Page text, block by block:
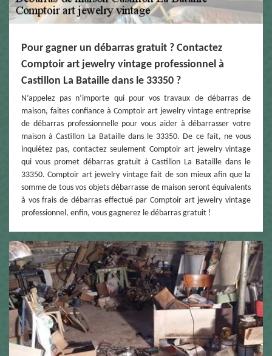
Pour gagner un débarras gratuit ? Contactez
Comptoir art jewelry vintage professionnel à
Castillon La Bataille dans le 33350 ?
N’appelez pas n’importe qui pour vos travaux de débarras de
maison, faites confiance à Comptoir art jewelry vintage entreprise
de débarras professionnelle pour vous aider à débarrasser votre
maison à Castillon La Bataille dans le 33350. De ce fait, ne vous
inquiétez pas, contactez seulement Comptoir art jewelry vintage
qui vous promet débarras gratuit à Castillon La Bataille dans le
33350. Comptoir art jewelry vintage fait de son mieux afin que la
somme de tous vos objets débarrasse de maison seront équivalents
à vos frais de débarras effectué par Comptoir art jewelry vintage
professionnel, enfin, vous gagnerez le débarras gratuit !